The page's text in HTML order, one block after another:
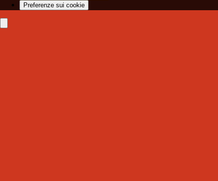
Preferenze sui cookie